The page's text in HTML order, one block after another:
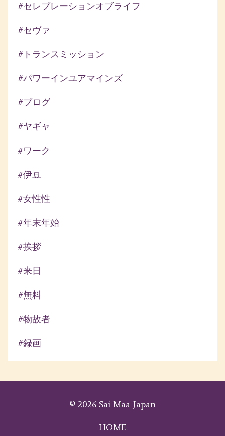
#セレブレーションオブライフ
#セヴァ
#トランスミッション
#パワーインユアマインズ
#ブログ
#ヤギャ
#ワーク
#伊豆
#女性性
#年末年始
#挨拶
#来日
#無料
#物故者
#録画
© 2026 Sai Maa Japan
HOME